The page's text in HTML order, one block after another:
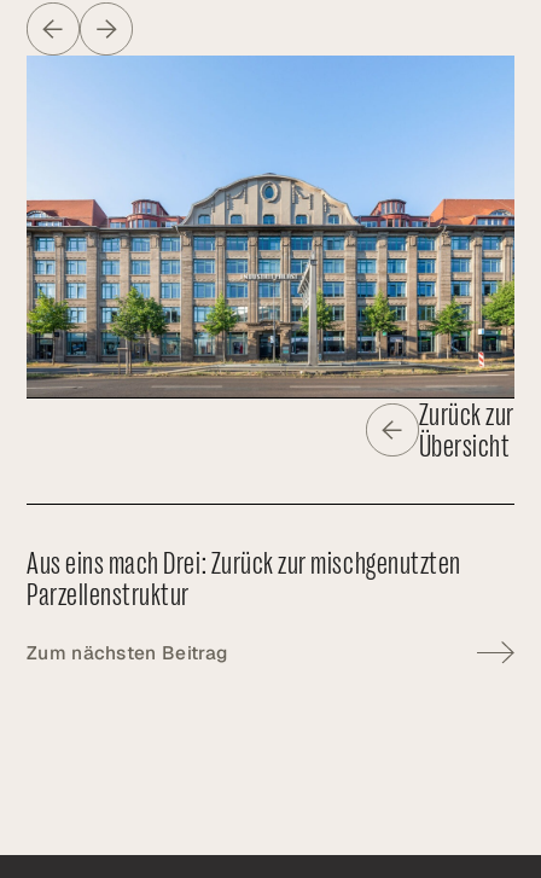
Zurück zur
Übersicht
Aus eins mach Drei: Zurück zur mischgenutzten
Parzellenstruktur
Zum nächsten Beitrag